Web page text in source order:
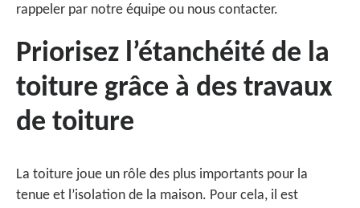
rappeler par notre équipe ou nous contacter.
Priorisez l’étanchéité de la
toiture grâce à des travaux
de toiture
La toiture joue un rôle des plus importants pour la
tenue et l’isolation de la maison. Pour cela, il est